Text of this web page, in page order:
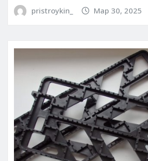
pristroykin_ Мар 30, 2025